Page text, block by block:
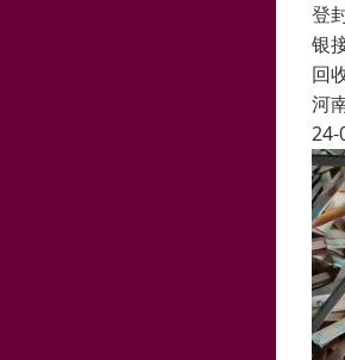
登
银
回
河
24-